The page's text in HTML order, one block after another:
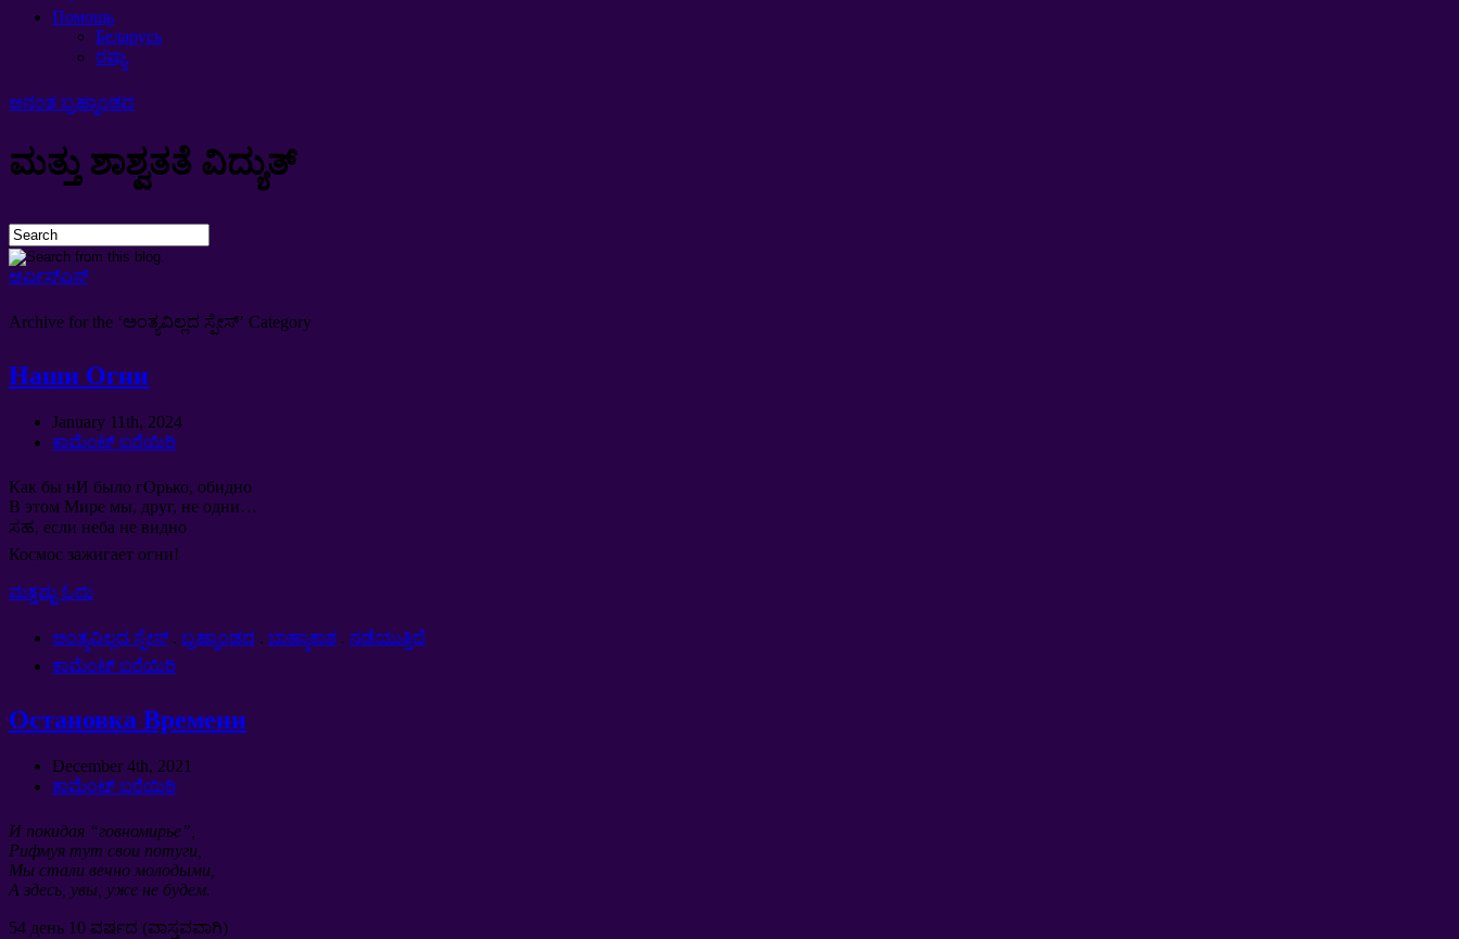
Помощь
Беларусь
ರಷ್ಯಾ
ಅನಂತ ಬ್ರಹ್ಮಾಂಡದ
ಮತ್ತು ಶಾಶ್ವತತೆ ವಿದ್ಯುತ್
ಆರ್ಎಸ್ಎಸ್
Archive for the ‘ಅಂತ್ಯವಿಲ್ಲದ ಸ್ಪೇಸ್’ Category
Наши Огни
January 11th, 2024
ಕಾಮೆಂಟ್ ಬರೆಯಿರಿ
Как бы нИ было гОрько, обидно
В этом Мире мы, друг, не одни…
ಸಹ, если неба не видно
Космос зажигает огни!
ಮತ್ತಷ್ಟು ಓದು
ಅಂತ್ಯವಿಲ್ಲದ ಸ್ಪೇಸ್. ಬ್ರಹ್ಮಾಂಡದ . ಬಾಹ್ಯಾಕಾಶ . ನಡೆಯುತ್ತಿದೆ
ಕಾಮೆಂಟ್ ಬರೆಯಿರಿ
Остановка Времени
December 4th, 2021
ಕಾಮೆಂಟ್ ಬರೆಯಿರಿ
И покидая “говномирье”
Рифмуя тут свои потуги
Мы стали вечно молодыми
А здесь увы уже не будем.
54 день 10 ವರ್ಷದ (ವಾಸ್ತವವಾಗಿ)